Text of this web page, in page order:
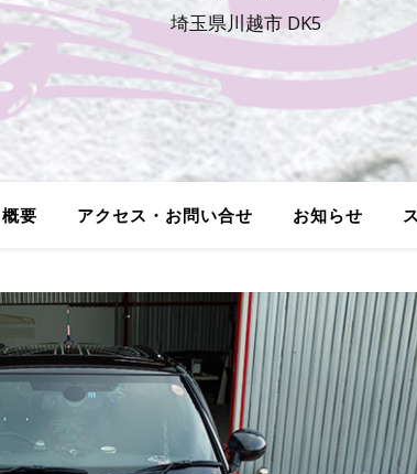
埼玉県川越市 DK5
要 アクセス・お問い合せ お知らせ